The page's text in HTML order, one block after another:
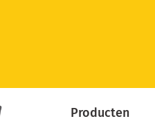
Producten